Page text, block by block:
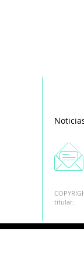
titular.